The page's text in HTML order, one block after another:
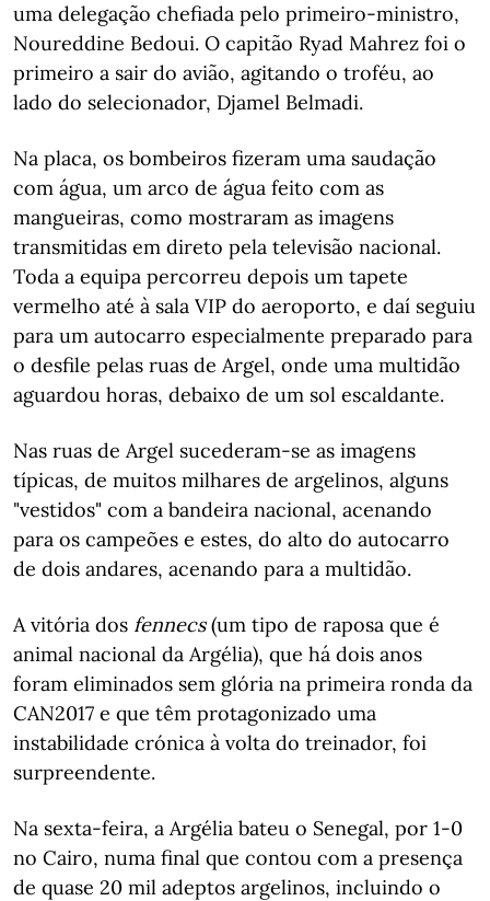
uma delegação chefiada pelo primeiro-ministro,
Noureddine Bedoui. O capitão Ryad Mahrez foi o
primeiro a sair do avião, agitando o troféu, ao
lado do selecionador, Djamel Belmadi.
Na placa, os bombeiros fizeram uma saudação
com água, um arco de água feito com as
mangueiras, como mostraram as imagens
transmitidas em direto pela televisão nacional.
Toda a equipa percorreu depois um tapete
vermelho até à sala VIP do aeroporto, e daí seguiu
para um autocarro especialmente preparado para
o desfile pelas ruas de Argel, onde uma multidão
aguardou horas, debaixo de um sol escaldante.
Nas ruas de Argel sucederam-se as imagens
típicas, de muitos milhares de argelinos, alguns
"vestidos" com a bandeira nacional, acenando
para os campeões e estes, do alto do autocarro
de dois andares, acenando para a multidão.
A vitória dos fennecs(um tipo de raposa que é
animal nacional da Argélia), que há dois anos
foram eliminados sem glória na primeira ronda da
CAN2017 e que têm protagonizado uma
instabilidade crónica à volta do treinador, foi
surpreendente.
Na sexta-feira, a Argélia bateu o Senegal, por 1-0
no Cairo, numa final que contou com a presença
de quase 20 mil adeptos argelinos, incluindo o